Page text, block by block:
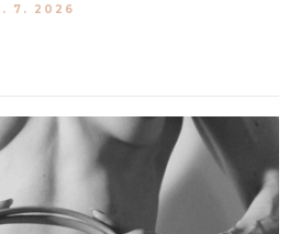
brzy vypadat úplně jinak.
7. 2026